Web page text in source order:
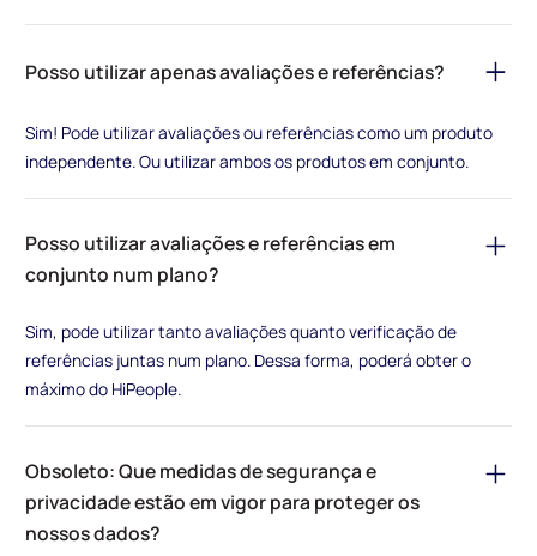
Posso utilizar apenas avaliações e referências?
Sim! Pode utilizar avaliações ou referências como um produto
independente. Ou utilizar ambos os produtos em conjunto.
Posso utilizar avaliações e referências em
conjunto num plano?
Sim, pode utilizar tanto avaliações quanto verificação de
referências juntas num plano. Dessa forma, poderá obter o
máximo do HiPeople.
Obsoleto: Que medidas de segurança e
privacidade estão em vigor para proteger os
nossos dados?